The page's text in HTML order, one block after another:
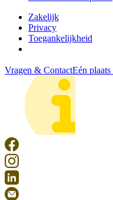
Zakelijk
Privacy
Toegankelijkheid
Vragen & ContactEén